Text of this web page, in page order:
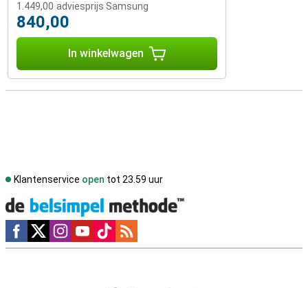
1.449,00 adviesprijs Samsung
840,00
In winkelwagen
Klantenservice open tot 23.59 uur
Social media